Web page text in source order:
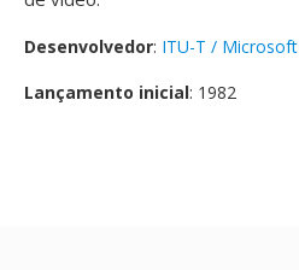
Desenvolvedor: ITU-T / Microsoft
Lançamento inicial: 1982